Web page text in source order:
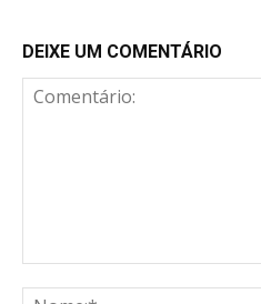
DEIXE UM COMENTÁRIO